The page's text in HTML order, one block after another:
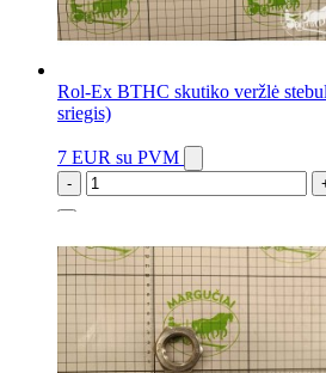
Rol-Ex BTHC skutiko veržlė
sriegis)
7 EUR su PVM
-